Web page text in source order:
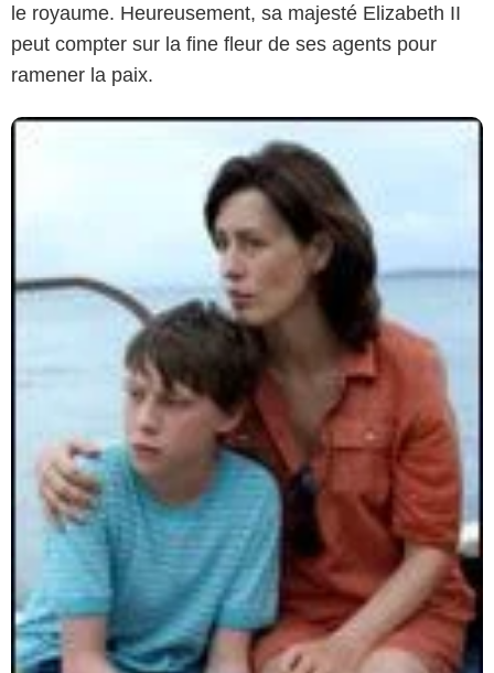
le royaume. Heureusement, sa majesté Elizabeth II
peut compter sur la fine fleur de ses agents pour
ramener la paix.